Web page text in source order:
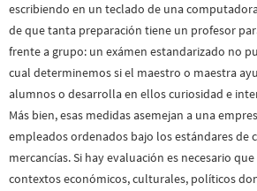
escribiendo en un teclado de una
de que tanta preparación tiene un profesor
frente a grupo: un exámen estandarizado no
cual determinemos si el maestro o maestra
alumnos o desarrolla en ellos curiosidad e
Más bien, esas medidas asemejan a una
empleados ordenados bajo los estándares de
mercancías. Si hay evaluación es necesario
contextos económicos, culturales, políticos